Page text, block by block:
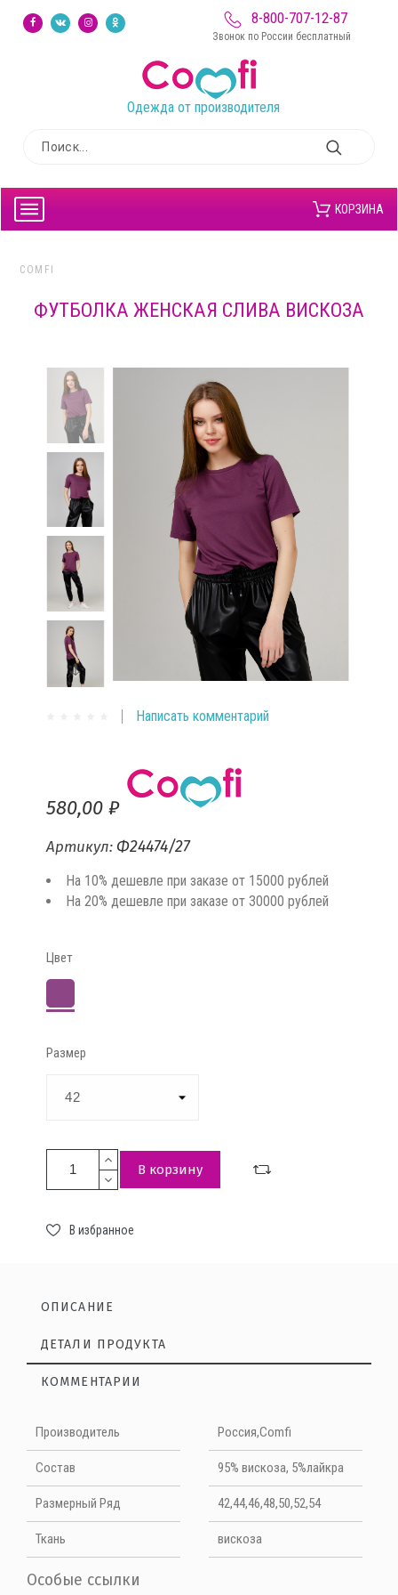
8-800-707-12-87
Звонок по России бесплатный
Одежда от производителя
КОРЗИНА
COMFI
ФУТБОЛКА ЖЕНСКАЯ СЛИВА ВИСКОЗА
Написать комментарий
580,00 ₽
Артикул: Ф24474/27
На 10% дешевле при заказе от 15000 рублей
На 20% дешевле при заказе от 30000 рублей
Цвет
Размер
В корзину
В избранное
ОПИСАНИЕ
ДЕТАЛИ ПРОДУКТА
КОММЕНТАРИИ
Производитель Россия,Comfi
Cостав 95% вискоза, 5%лайкра
Размерный Ряд 42,44,46,48,50,52,54
Ткань вискоза
Особые ссылки
Нет отзывов на данный момент
НАПИШИТЕ ОТЗЫВ